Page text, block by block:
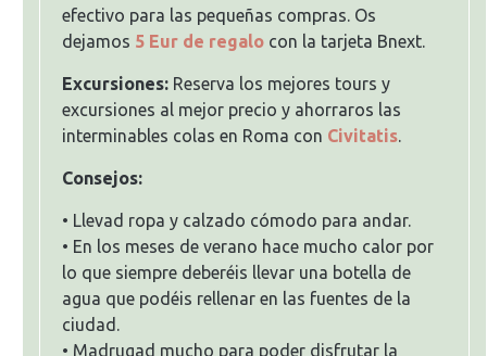
efectivo para las pequeñas compras. Os
dejamos 5 Eur de regalo con la tarjeta Bnext.
Excursiones: Reserva los mejores tours y
excursiones al mejor precio y ahorraros las
interminables colas en Roma con Civitatis.
Consejos:
• Llevad ropa y calzado cómodo para andar.
• En los meses de verano hace mucho calor por
lo que siempre deberéis llevar una botella de
agua que podéis rellenar en las fuentes de la
ciudad.
• Madrugad mucho para poder disfrutar la